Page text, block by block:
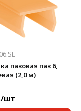
пазовая паз 6,
(2,0 м)
шт